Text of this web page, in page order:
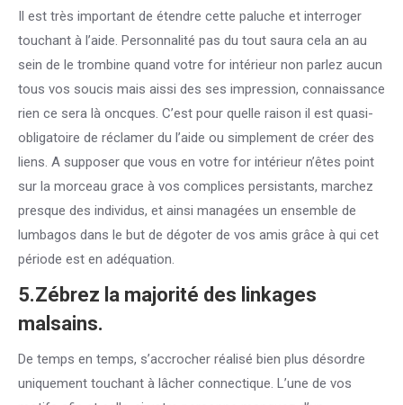
Il est très important de étendre cette paluche et interroger
touchant à l’aide. Personnalité pas du tout saura cela an au
sein de le trombine quand votre for intérieur non parlez aucun
tous vos soucis mais aissi des ses impression, connaissance
rien ce sera là oncques. C’est pour quelle raison il est quasi-
obligatoire de réclamer du l’aide ou simplement de créer des
liens. A supposer que vous en votre for intérieur n’êtes point
sur la morceau grace à vos complices persistants, marchez
presque des individus, et ainsi managées un ensemble de
lumbagos dans le but de dégoter de vos amis grâce à qui cet
période est en adéquation.
5.Zébrez la majorité des linkages
malsains.
De temps en temps, s’accrocher réalisé bien plus désordre
uniquement touchant à lâcher connectique. L’une de vos